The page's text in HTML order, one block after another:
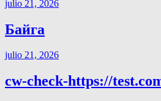
julio 21, 2026
Байга
julio 21, 2026
cw-check-https://